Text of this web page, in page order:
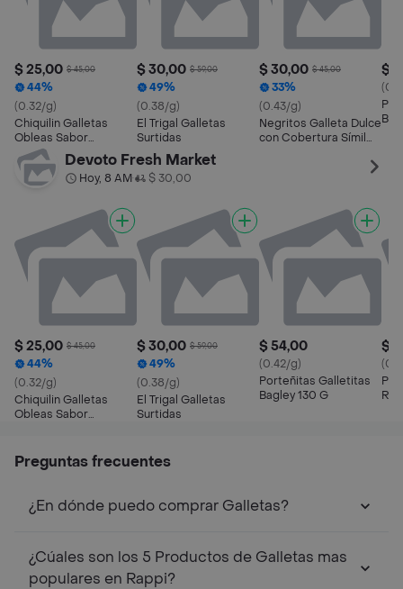
$ 25,00 $ 45,00
44%
(0.32/g)
Chiquilin Galletas
Obleas Sabor
Chocolate
$ 30,00 $ 59,00
49%
(0.38/g)
El Trigal Galletas
Surtidas
$ 30,00 $ 45,00
33%
(0.43/g)
Negritos Galleta Dulce
con Cobertura Símil
$
Devoto Fresh Market
Hoy, 8 AM• $ 30,00
$ 25,00 $ 45,00
44%
(0.32/g)
Chiquilin Galletas
Obleas Sabor
$ 30,00 $ 59,00
49%
(0.38/g)
El Trigal Galletas
Surtidas
$ 54,00
(0.42/g)
Porteñitas Galletitas
Bagley 130 G
$
Preguntas frecuentes
¿En dónde puedo comprar Galletas?
¿Cúales son los 5 Productos de Galletas mas
populares en Rappi?